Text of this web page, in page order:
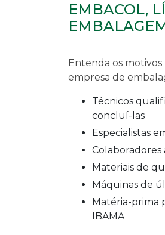
EMBACOL,
Entenda os
empresa de
técnicos qualificados para desenvolver as embalagens e mão de obra especializada para
concluí-las
especialistas
materiais de
máquinas de
matéria-prima proveniente de florestas renováveis cuja extração é regularizada pelo
IBAMA